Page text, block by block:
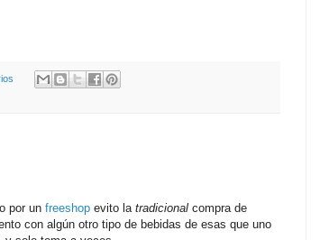
por un freeshop evito la tradicional compra de
con algún otro tipo de bebidas de esas que uno